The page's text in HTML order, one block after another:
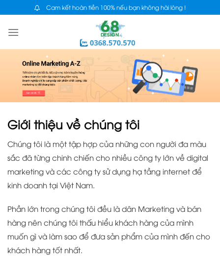
content
Cam kết hoàn tiền 100% nếu bạn không hài lòng !
Giới thiệu về chúng tôi
Chúng tôi là một tập hợp của những con người đa màu
sắc đã từng chinh chiến cho nhiều công ty lớn về digital
marketing và các công ty sử dụng hạ tầng internet để
kinh doanh tại Việt Nam.
Phần lớn trong chúng tôi đều là dân Marketing và bán
hàng nên chúng tôi thấu hiểu khách hàng của mình
muốn gì và làm sao để đưa sản phẩm của mình đến cho
khách hàng tốt nhất.